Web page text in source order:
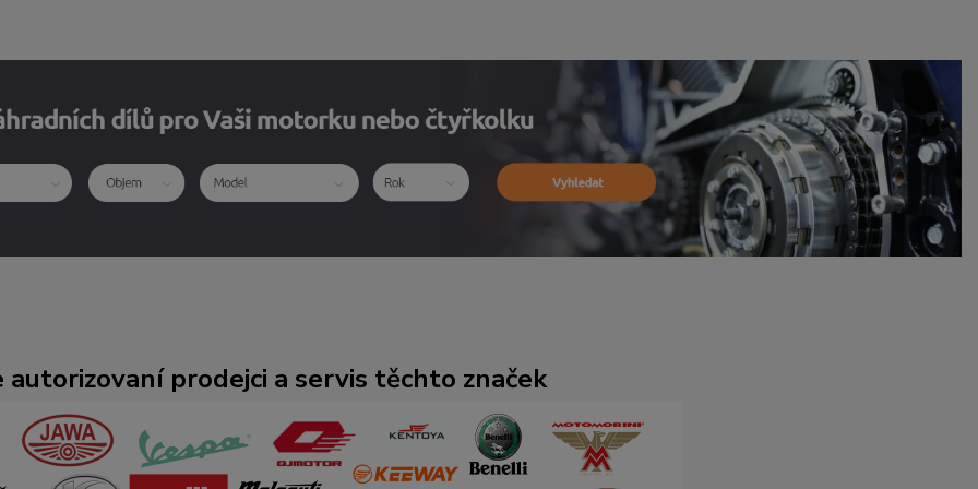
autorizovaní prodejci a servis těchto značek